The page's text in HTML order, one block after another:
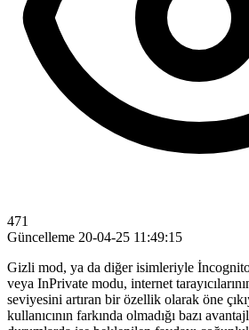
471
Güncelleme 20-04-25 11:49:15
Gizli mod, ya da diğer isimleriyle
veya InPrivate modu, internet
seviyesini artıran bir özellik olarak öne
kullanıcının farkında olmadığı bazı